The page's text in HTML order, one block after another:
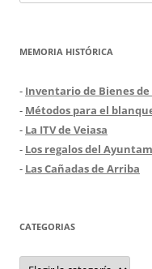
MEMORIA HISTÓRICA
- Inventario de Bienes de
- Métodos para el
- La ITV de Veiasa
- Los regalos del
- Las Cañadas de Arriba
CATEGORIAS
Categorias